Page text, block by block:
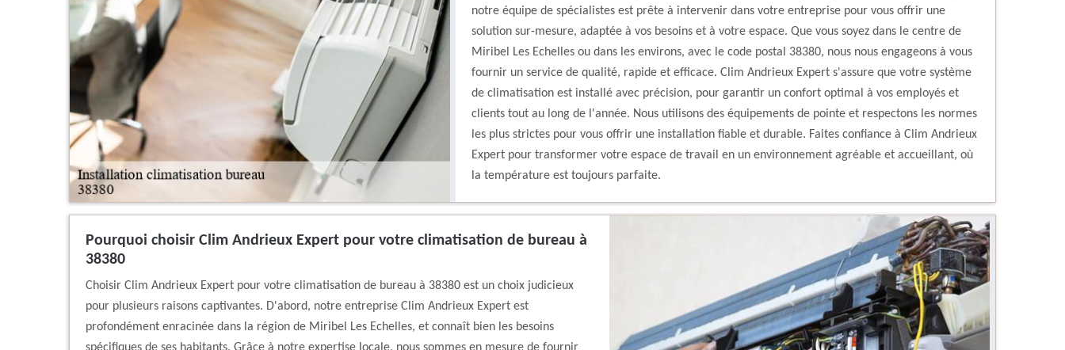
notre équipe de spécialistes est prête à intervenir dans votre entreprise pour vous offrir une
solution sur-mesure, adaptée à vos besoins et à votre espace. Que vous soyez dans le centre de
Miribel Les Echelles ou dans les environs, avec le code postal 38380, nous nous engageons à vous
fournir un service de qualité, rapide et efficace. Clim Andrieux Expert s'assure que votre système
de climatisation est installé avec précision, pour garantir un confort optimal à vos employés et
clients tout au long de l'année. Nous utilisons des équipements de pointe et respectons les normes
les plus strictes pour vous offrir une installation fiable et durable. Faites confiance à Clim Andrieux
Expert pour transformer votre espace de travail en un environnement agréable et accueillant, où
la température est toujours parfaite.
Pourquoi choisir Clim Andrieux Expert pour votre climatisation de bureau à
38380
Choisir Clim Andrieux Expert pour votre climatisation de bureau à 38380 est un choix judicieux
pour plusieurs raisons captivantes. D'abord, notre entreprise Clim Andrieux Expert est
profondément enracinée dans la région de Miribel Les Echelles, et connaît bien les besoins